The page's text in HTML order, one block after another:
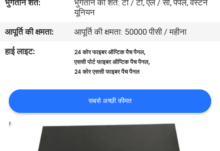
करें
मामलों
साइटमैप
भुगतान शर्तें:
भुगतान की शर्तें: टी / टी, एल / सी, पेपैल, वेस्टर्न
यूनियन
आपूर्ति की क्षमता:
आपूर्ति की क्षमता: 50000 पीसी / महीना
हाई लाइट:
24 कोर फाइबर ऑप्टिक पैच पैनल,
एससी पोर्ट फाइबर ऑप्टिक पैच पैनल,
24 कोर एससी फाइबर पैच पैनल
सबसे अच्छी कीमत